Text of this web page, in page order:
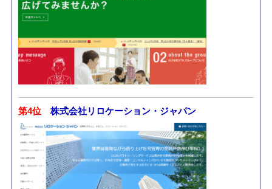
第4位 株式会社リロケーション・ジャパン